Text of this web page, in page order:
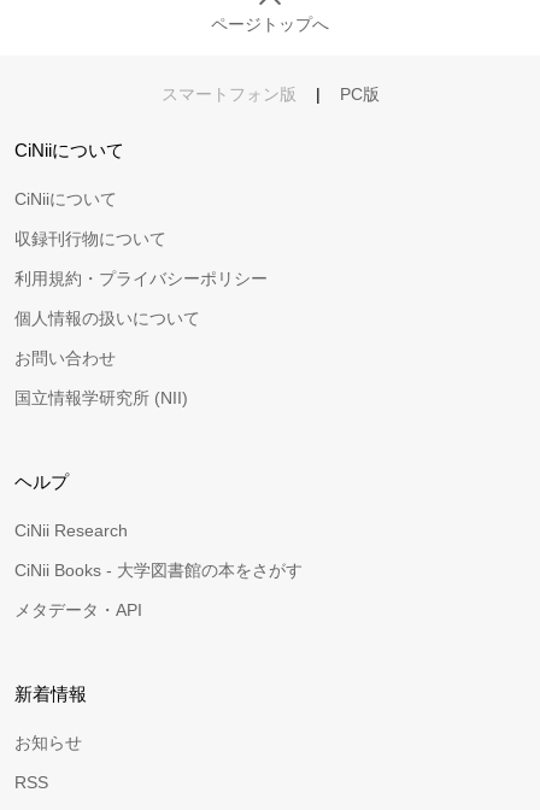
ページトップへ
スマートフォン版 | PC版
CiNiiについて
CiNiiについて
収録刊行物について
利用規約・プライバシーポリシー
個人情報の扱いについて
お問い合わせ
国立情報学研究所 (NII)
ヘルプ
CiNii Research
CiNii Books - 大学図書館の本をさがす
メタデータ・API
新着情報
お知らせ
RSS